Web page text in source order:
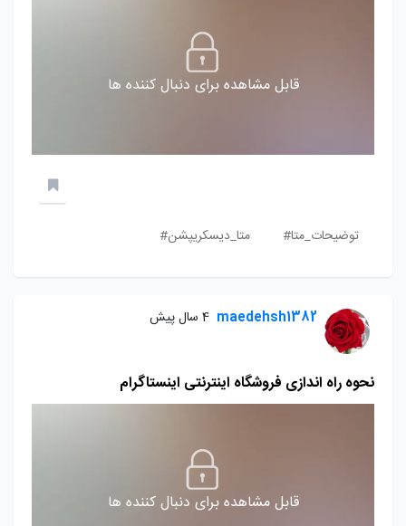
قابل مشاهده برای دنبال کننده ها
توضیحات_متا# متا_دیسکریپشن#
maedehsh1382 4 سال پیش
نحوه راه اندازی فروشگاه اینترنتی اینستاگرام
قابل مشاهده برای دنبال کننده ها